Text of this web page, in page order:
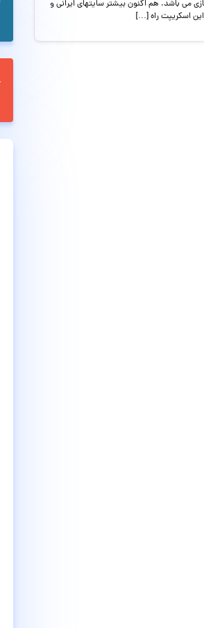
می باشد. هم اکنون بیشتر سایتهای ایرانی و
این اسکریپت راه […]